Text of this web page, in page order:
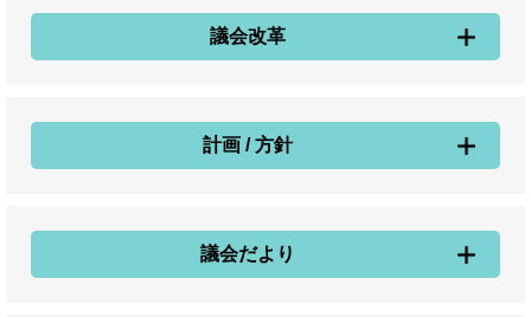
議会改革
計画 / 方針
議会だより